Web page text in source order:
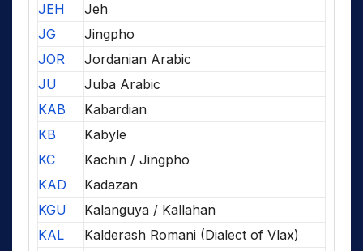
JEH
Jeh
JG
Jingpho
JOR
Jordanian Arabic
JU
Juba Arabic
KAB
Kabardian
KB
Kabyle
KC
Kachin / Jingpho
KAD
Kadazan
KGU
Kalanguya / Kallahan
KAL
Kalderash Romani (Dialect of Vlax)